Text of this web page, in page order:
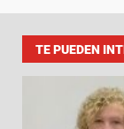
TE PUEDEN